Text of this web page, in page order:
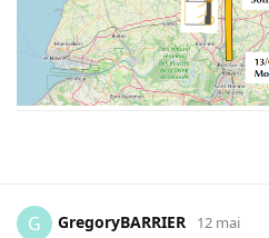
G GregoryBARRIER 12 mai